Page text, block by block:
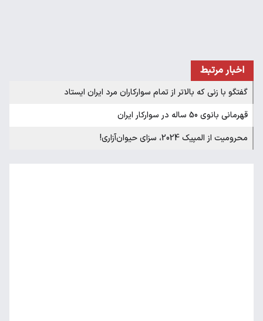
اخبار مرتبط
گفتگو با زنی که بالاتر از تمام سوارکاران مرد ایران ایستاد
قهرمانی بانوی 50 ساله در سوارکار ایران
محرومیت از المپیک 2024، سزای حیوان‌آزاری!